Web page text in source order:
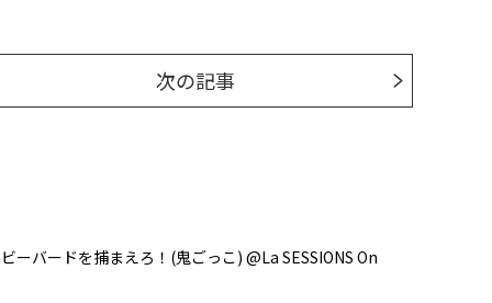
次の記事
ーバードを捕まえろ！(鬼ごっこ) @La SESSIONS On